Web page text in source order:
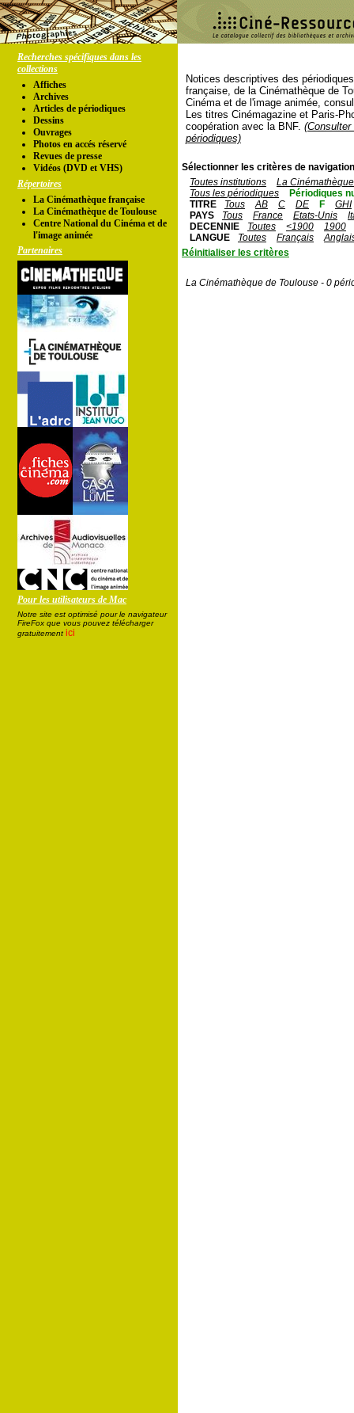
Recherches spécifiques dans les
collections
Affiches
Archives
Articles de périodiques
Dessins
Ouvrages
Photos en accés réservé
Revues de presse
Vidéos (DVD et VHS)
Répertoires
La Cinémathèque française
La Cinémathèque de Toulouse
Centre National du Cinéma et de
l'image animée
Partenaires
Pour les utilisateurs de Mac
Notre site est optimisé pour le navigateur
FireFox que vous pouvez télécharger
gratuitement ici
Notices descriptives des
française, de la Cinémathèque de
Cinéma et de l'image animée,
Les titres Cinémagazine et Paris-
coopération avec la BNF.
périodiques)
Sélectionner les critères de
Toutes institutions
La
Tous les périodiques
Périodiques
TITRE
Tous AB C DE F
GHI
PAYS
Tous France Etats-Unis
DECENNIE
Toutes <1900
1900
LANGUE
Toutes Français
Réinitialiser les critères
La Cinémathèque de Toulouse - 0